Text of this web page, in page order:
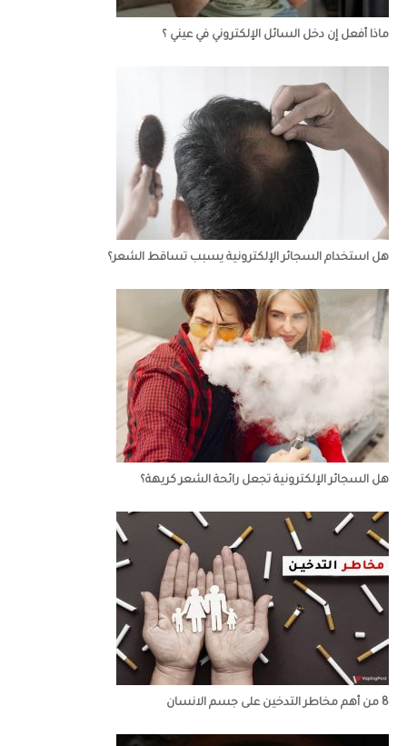
ماذا أفعل إن دخل السائل الإلكتروني في عيني ؟
هل استخدام السجائر الإلكترونية يسبب تساقط الشعر؟
هل السجائر الإلكترونية تجعل رائحة الشعر كريهة؟
8 من أهم مخاطر التدخين على جسم الانسان